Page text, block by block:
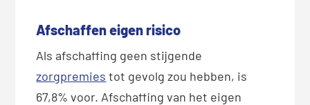
Afschaffen eigen risico
Als afschaffing geen stijgende
zorgpremies tot gevolg zou hebben, is
67,8% voor. Afschaffing van het eigen